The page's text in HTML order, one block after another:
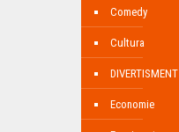
Comedy
Cultura
DIVERTISMENT
Economie